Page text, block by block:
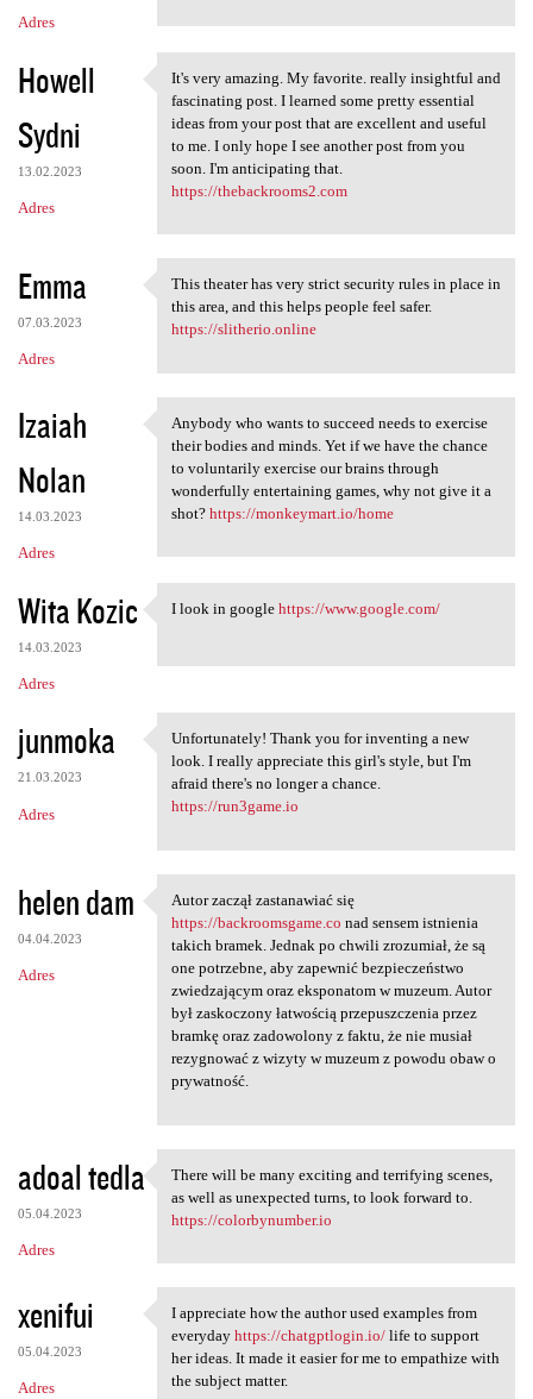
Adres
Howell
Sydni
13.02.2023
Adres
It's very amazing. My
It's very amazing. My favorite. really insightful and
fascinating post. I learned some pretty essential
ideas from your post that are excellent and useful
to me. I only hope I see another post from you
soon. I'm anticipating that.
https://thebackrooms2.com
Emma
07.03.2023
Adres
This theater has very strict
This theater has very strict security rules in place in
this area, and this helps people feel safer.
https://slitherio.online
Izaiah
Nolan
14.03.2023
Adres
Anybody who wants to succeed
Anybody who wants to succeed needs to exercise
their bodies and minds. Yet if we have the chance
to voluntarily exercise our brains through
wonderfully entertaining games, why not give it a
shot? https://monkeymart.io/home
Wita Kozic
14.03.2023
Adres
I look in google https://www
I look in google https://www.google.com/
junmoka
21.03.2023
Adres
Unfortunately! Thank you for
Unfortunately! Thank you for inventing a new
look. I really appreciate this girl's style, but I'm
afraid there's no longer a chance.
https://run3game.io
helen dam
04.04.2023
Adres
Autor zaczął zastanawiać się
Autor zaczął zastanawiać się
https://backroomsgame.co nad sensem istnienia
takich bramek. Jednak po chwili zrozumiał, że są
one potrzebne, aby zapewnić bezpieczeństwo
zwiedzającym oraz eksponatom w muzeum. Autor
był zaskoczony łatwością przepuszczenia przez
bramkę oraz zadowolony z faktu, że nie musiał
rezygnować z wizyty w muzeum z powodu obaw o
prywatność.
adoal tedla
05.04.2023
Adres
There will be many exciting
There will be many exciting and terrifying scenes,
as well as unexpected turns, to look forward to.
https://colorbynumber.io
xenifui
05.04.2023
Adres
I appreciate how the author
I appreciate how the author used examples from
everyday https://chatgptlogin.io/life to support
her ideas. It made it easier for me to empathize with
the subject matter.